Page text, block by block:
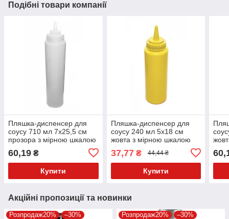
Подібні товари компанії
Пляшка-диспенсер для
соусу 710 мл 7х25,5 см
прозора з мірною шкалою
60,19 ₴
Купити
Пляшка-диспенсер для
соусу 240 мл 5х18 см
жовта з мірною шкалою
37,77₴ 44,44 ₴
Купити
Акційні пропозиції та новинки
Розпродаж20% –30% Розпродаж20% –30%